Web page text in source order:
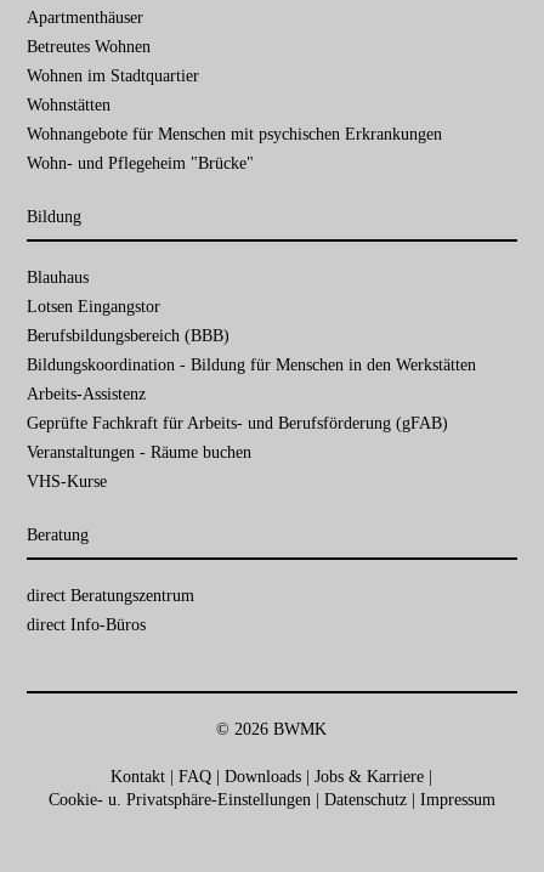
überspringen
Apartmenthäuser
Betreutes Wohnen
Wohnen im Stadtquartier
Wohnstätten
Wohnangebote für Menschen mit psychischen Erkrankungen
Wohn- und Pflegeheim "Brücke"
Bildung
Navigation
überspringen
Blauhaus
Lotsen Eingangstor
Berufsbildungsbereich (BBB)
Bildungskoordination - Bildung für Menschen in den Werkstätten
Arbeits-Assistenz
Geprüfte Fachkraft für Arbeits- und Berufsförderung (gFAB)
Veranstaltungen - Räume buchen
VHS-Kurse
Beratung
Navigation
überspringen
direct Beratungs­zentrum
direct Info-Büros
© 2026 BWMK
Kontakt |FAQ |Downloads |Jobs & Karriere
Cookie- u. Privatsphäre-Einstellungen
Datenschutz| Impressum